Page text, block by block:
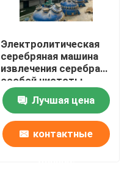
газа
Электролитическая
серебряная машина
извлечения серебра
особой чистоты
системы 99,99%
спасенияЛучшая цена
контактные